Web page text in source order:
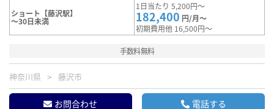
ショート【藤沢駅】
～30日未満
1日当たり 5,200円～
182,400 円/月～
初期費用他 16,500円～
手数料無料
神奈川県 藤沢市
お問合わせ 電話する